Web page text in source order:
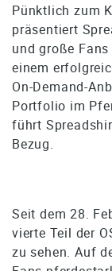
Pünktlich zum
präsentiert
und große
einem
On-Demand-
Portfolio im
führt
Bezug.
Seit dem 28.
vierte Teil der
zu sehen. Auf